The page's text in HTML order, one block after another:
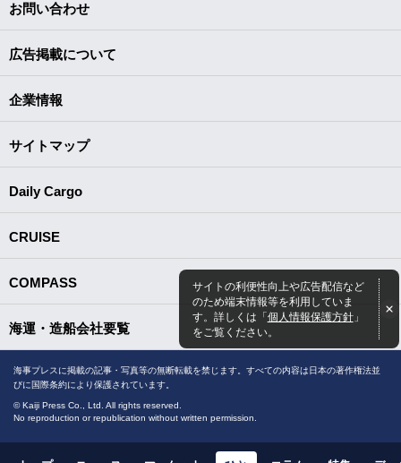
サイトの利便性向上や広告配信など
のため端末情報等を利用していま
す。詳しくは「個人情報保護方針」
をご覧ください。
お問い合わせ
広告掲載について
企業情報
サイトマップ
Daily Cargo
CRUISE
COMPASS
海運・造船会社要覧
海事プレスに掲載の記事・写真等の無断転載を禁じます。すべての内容は日本の著作権法並
びに国際条約により保護されています。
© Kaiji Press Co., Ltd. All rights reserved.
No reproduction or republication without written permission.